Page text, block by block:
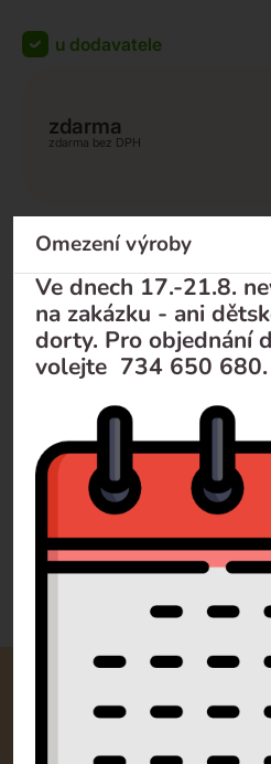
u dodavatele
zdarma
zdarma
Nevíte si rady?
Pomůžeme Vám
Volejte
+420 732 729 300
Pište
info@dorty-
0 recenzí
Omezení výroby
Ve dnech 17.-21.8.
na zakázku - ani
dorty. Pro objednání
volejte 734 650 680.